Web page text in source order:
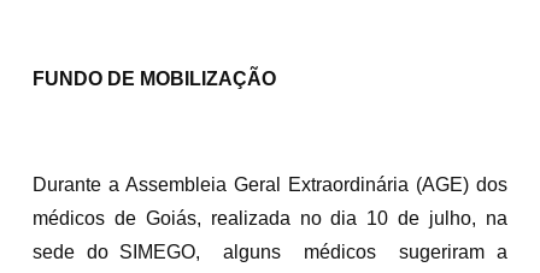
FUNDO DE MOBILIZAÇÃO
Durante a Assembleia Geral Extraordinária (AGE) dos
médicos de Goiás, realizada no dia 10 de julho, na
sede do SIMEGO, alguns médicos sugeriram a